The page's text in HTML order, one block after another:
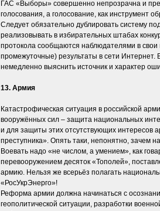
ГАС «Выборы» совершенно непрозрачна и
голосования, а голосование, как инструмент
Следует обязательно дублировать систему
реализовывать в избирательных штабах
протокола сообщаются наблюдателями в свои
промежуточные) результаты в сети
немедленно выяснить источник и характер
13. Армия
Катастрофическая ситуация в российской
вооружённых сил – защита национальных
и для защиты этих отсутствующих
преступника». Опять таки, непонятно, зачем
Воевать надо «не числом, а умением», как
перевооружением десяток «Тополей»,
армию. Нельзя же всерьёз полагать
«РосУкрЭнерго»!
Реформа армии должна начинаться с
геополитической ситуации, разработки